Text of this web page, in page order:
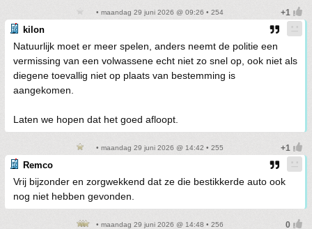
• maandag 29 juni 2026 @ 09:26 • 254
kilon
Natuurlijk moet er meer spelen, anders neemt de politie een
vermissing van een volwassene echt niet zo snel op, ook niet als
diegene toevallig niet op plaats van bestemming is
aangekomen.
Laten we hopen dat het goed afloopt.
• maandag 29 juni 2026 @ 14:42 • 255
Remco
Vrij bijzonder en zorgwekkend dat ze die bestikkerde auto ook
nog niet hebben gevonden.
• maandag 29 juni 2026 @ 14:48 • 256